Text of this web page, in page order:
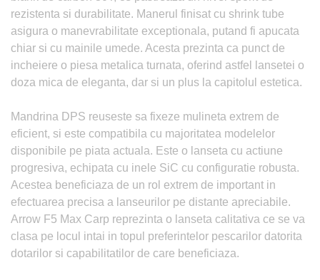
rezistenta si durabilitate. Manerul finisat cu shrink tube
asigura o manevrabilitate exceptionala, putand fi apucata
chiar si cu mainile umede. Acesta prezinta ca punct de
incheiere o piesa metalica turnata, oferind astfel lansetei o
doza mica de eleganta, dar si un plus la capitolul estetica.
Mandrina DPS reuseste sa fixeze mulineta extrem de
eficient, si este compatibila cu majoritatea modelelor
disponibile pe piata actuala. Este o lanseta cu actiune
progresiva, echipata cu inele SiC cu configuratie robusta.
Acestea beneficiaza de un rol extrem de important in
efectuarea precisa a lanseurilor pe distante apreciabile.
Arrow F5 Max Carp reprezinta o lanseta calitativa ce se va
clasa pe locul intai in topul preferintelor pescarilor datorita
dotarilor si capabilitatilor de care beneficiaza.